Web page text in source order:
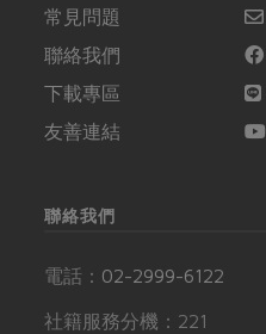
常見問題
聯絡我們
下載專區
友善連結
聯絡我們
電話： 02-2999-6122
社籍服務分機：221